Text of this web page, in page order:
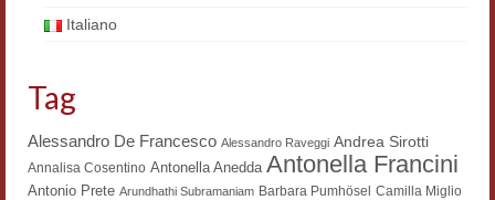
Pubblicazioni
Hagiographica Coreana
Italiano
Tag
Alessandro De Francesco Alessandro Raveggi Andrea Sirotti
Annalisa Cosentino Antonella Anedda Antonella Francini
Antonio Prete Arundhathi Subramaniam Barbara Pumhösel Camilla Miglio